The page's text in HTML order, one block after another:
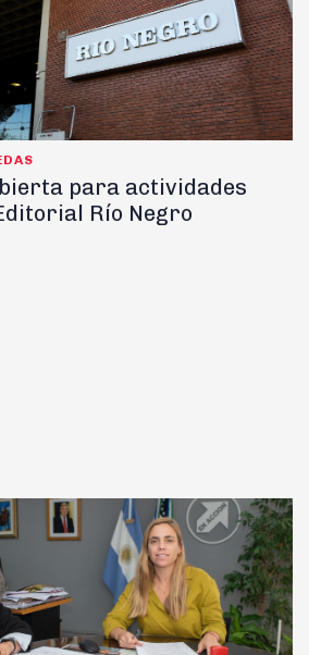
para actividades
Río Negro